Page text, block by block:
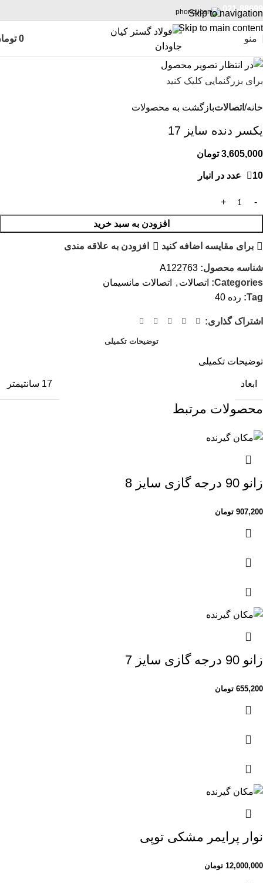
Skip to navigation
Skip to main content
021-88699
منو 0
برای بزرگنمایی کلیک کنید
خانه اتصالاتبازگشت به محصولات
یکسر دنده سایز 17
3,605,000 تومان
10 عدد در انبار
افزودن به سبد خرید
برای مقایسه اضافه کنید افزودن به علاقه مندی
شناسه محصول: A122763
Categories:
اتصالات ,
اتصالات مانسیمان
Tag: رده 40
اشتراک گذاری:
توضیحات تکمیلی
توضیحات تکمیلی
ابعاد 17 سانتیمتر
محصولات مرتبط
زانو 90 درجه گازی سایز 8
907,200 تومان
زانو 90 درجه گازی سایز 7
655,200 تومان
نوار پرایمر مشکی توپی
12,000,000 تومان